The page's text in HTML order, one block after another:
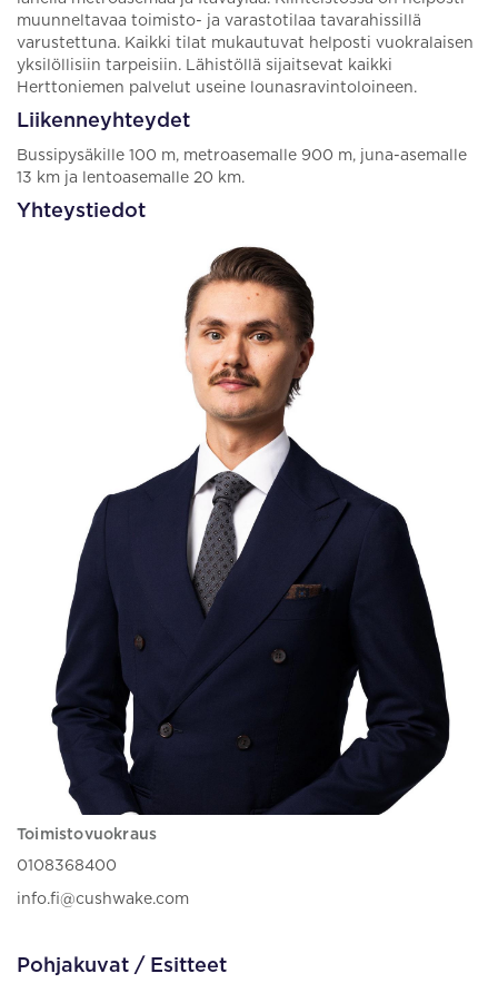
muunneltavaa toimisto- ja varastotilaa tavarahissillä
varustettuna. Kaikki tilat mukautuvat helposti vuokralaisen
yksilöllisiin tarpeisiin. Lähistöllä sijaitsevat kaikki
Herttoniemen palvelut useine lounasravintoloineen.
Liikenneyhteydet
Bussipysäkille 100 m, metroasemalle 900 m, juna-asemalle
13 km ja lentoasemalle 20 km.
Yhteystiedot
Toimistovuokraus
0108368400
info.fi@cushwake.com
Pohjakuvat / Esitteet